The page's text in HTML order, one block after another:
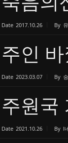
Date 2017.10.26 By
주인
Date 2023.03.07 By
주원국
Date 2021.10.26 By l